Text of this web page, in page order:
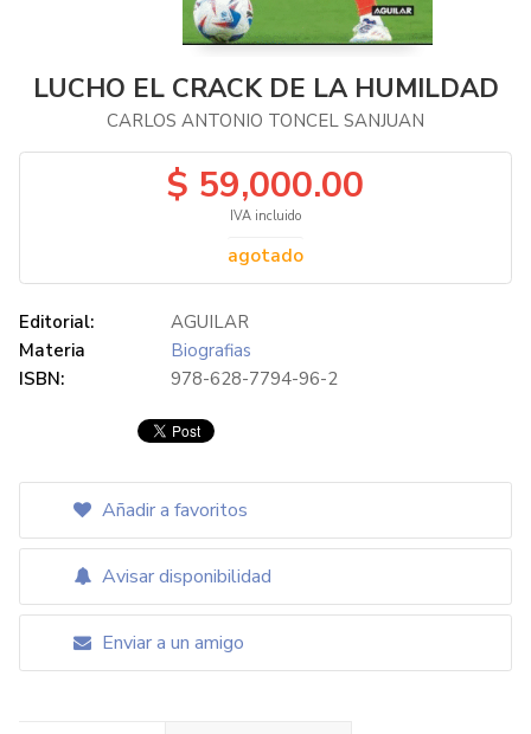
LUCHO EL CRACK DE LA HUMILDAD
CARLOS ANTONIO TONCEL SANJUAN
$ 59,000.00
IVA incluido
agotado
Editorial:
AGUILAR
Materia
Biografias
ISBN:
978-628-7794-96-2
Añadir a favoritos
Avisar disponibilidad
Enviar a un amigo